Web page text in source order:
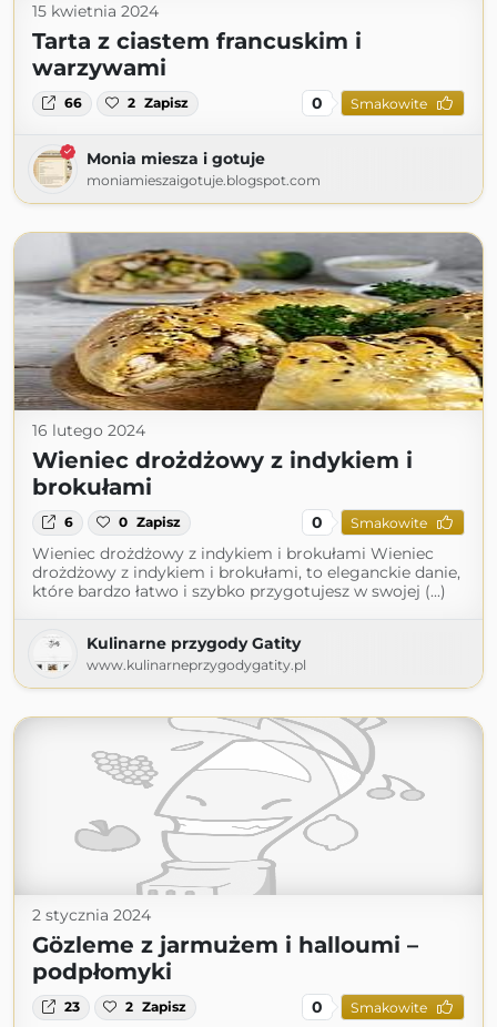
15 kwietnia 2024
Tarta z ciastem francuskim i
warzywami
66 2 Zapisz 0 Smakowite
Monia miesza i gotuje
moniamieszaigotuje.blogspot.com
16 lutego 2024
Wieniec drożdżowy z indykiem i
brokułami
6 0 Zapisz 0 Smakowite
Wieniec drożdżowy z indykiem i brokułami Wieniec
drożdżowy z indykiem i brokułami, to eleganckie danie,
które bardzo łatwo i szybko przygotujesz w swojej (...)
Kulinarne przygody Gatity
www.kulinarneprzygodygatity.pl
2 stycznia 2024
Gözleme z jarmużem i halloumi –
podpłomyki
23 2 Zapisz 0 Smakowite